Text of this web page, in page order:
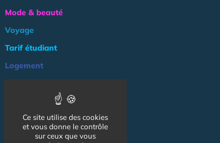
Mode & beauté
Voyage
Tarif étudiant
Logement
Association
NOS AUTRES SITES :
Ce site utilise des cookies
et vous donne le contrôle
sur ceux que vous